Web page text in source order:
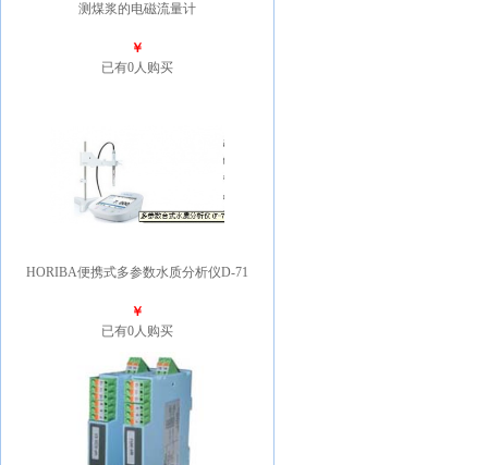
测煤浆的电磁流量计
￥
已有0人购买
HORIBA便携式多参数水质分析仪D-71
￥
已有0人购买